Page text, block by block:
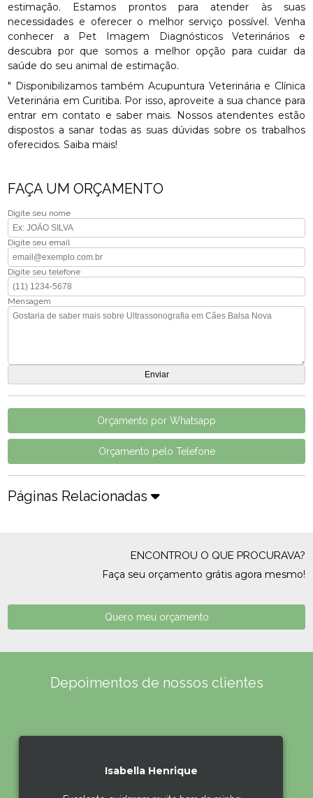
estimação. Estamos prontos para atender às suas
necessidades e oferecer o melhor serviço possível. Venha
conhecer a Pet Imagem Diagnósticos Veterinários e
descubra por que somos a melhor opção para cuidar da
saúde do seu animal de estimação.
" Disponibilizamos também Acupuntura Veterinária e Clínica
Veterinária em Curitiba. Por isso, aproveite a sua chance para
entrar em contato e saber mais. Nossos atendentes estão
dispostos a sanar todas as suas dúvidas sobre os trabalhos
oferecidos. Saiba mais!
FAÇA UM ORÇAMENTO
Digite seu nome
Digite seu email
Digite seu telefone
Mensagem
Orçamento por Whatsapp
Orçamento pelo Telefone
Páginas Relacionadas
ENCONTROU O QUE PROCURAVA?
Faça seu orçamento grátis agora mesmo!
Quero meu orçamento
Depoimentos de nossos clientes
Isabella Henrique